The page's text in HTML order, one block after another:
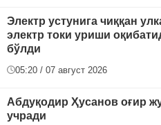
Электр устунига чиққан
электр токи уриши
бўлди
05:20 / 07 август 2026
Абдуқодир Ҳусанов оғир
учради